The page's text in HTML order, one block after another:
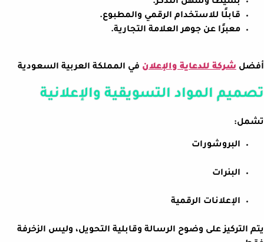
قابلًا للاستخدام الرقمي والمطبوع.
معبرًا عن جوهر العلامة التجارية.
أفضل شركة للدعاية والإعلان في المملكة العربية السعودية
تصميم المواد التسويقية والإعلانية
تشمل:
البروشورات
البنرات
الإعلانات الرقمية
يتم التركيز على وضوح الرسالة وقابلية التحويل، وليس الزخرفة